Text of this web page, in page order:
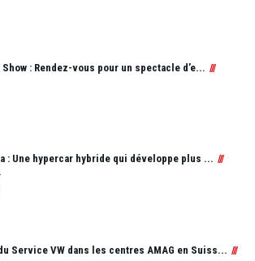
: Rendez-vous pour un spectacle d’e...
: Une hypercar hybride qui développe plus ...
Service VW dans les centres AMAG en Suiss...